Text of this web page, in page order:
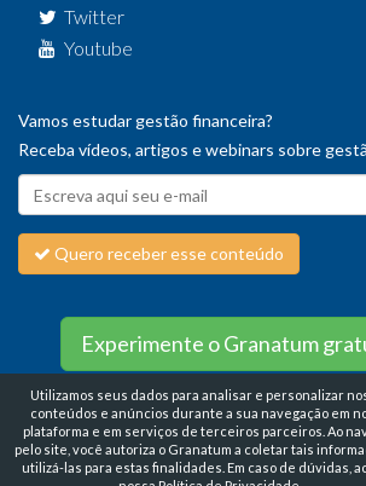
Twitter
Youtube
Vamos estudar gestão financeira?
Receba vídeos, artigos e webinars sobre
Quero receber esse conteúdo
Experimente o Granatum
Utilizamos seus dados para analisar e personalizar
conteúdos e anúncios durante a sua navegação em
plataforma e em serviços de terceiros parceiros. Ao
pelo site, você autoriza o Granatum a coletar tais
utilizá-las para estas finalidades. Em caso de dúvidas,